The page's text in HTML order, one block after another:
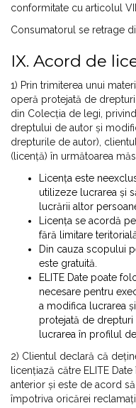
conformitate cu articolul
Consumatorul se retrage
IX. Acord de
1) Prin trimiterea unui
operă protejată de
din Colecția de legi,
dreptului de autor și
drepturile de autor),
(licență) în următoarea
Licența este
utilizeze lucrarea și
lucrării altor
Licența se acordă
fără limitare
Din cauza scopului
este gratuită.
ELITE Date poate
necesare pentru
a modifica lucrarea
protejată de
lucrarea în profilul
2) Clientul declară că
licențiază către ELITE
anterior și este de acord
împotriva oricărei